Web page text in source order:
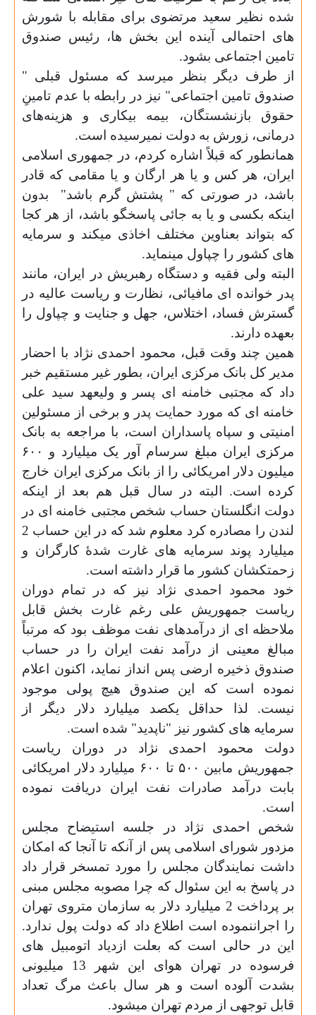
شده نظیر سعید مرتضوی برای مقابله با شورش
های احتمالی آینده این بخش ها، رئیس صندوق
تامین اجتماعی بشود.
از طرف دیگر بنظر میرسد که مسئول قبلی "
صندوق تامین اجتماعی" نیز در رابطه با عدم تامینِ
حقوق بازنشستگان، بیمه بیکاری و هزینه‌های
درمانی، زورش به دولت نمیرسیده است.
همانطور که قبلاً اشاره کردم، در جمهوری اسلامی
ایران، هر کس و یا هر ارگان و یا مقامی که قادر
باشد، در صورتی که " پشتش گرم باشد"
بدون
اینکه بکسی و یا به جائی پاسخگو باشد، از هر کجا
که بتواند بعناوین مختلف اخاذی میکند و سرمایه
های کشور را چپاول مینماید.
البته ولی فقیه و دستگاه رهبریش در ایران، مانند
پدر خوانده ای مافیائی، نظارت و ریاست عالیه در
گسترش فساد، اختلاس، جهل و جنایت و چپاول را
بعهده دارند.
همین چند وقت قبل، محمود احمدی نژاد با احضار
مدیر کل بانک مرکزی ایران، بطور غیر مستقیم خبر
داد که مجتبی خامنه ای پسر و ولیعهد سید علی
خامنه ای که مورد حمایت پدر و برخی از مسئولین
امنیتی و سپاه پاسداران است، با مراجعه به بانک
مرکزی ایران مبلغ سرسام آور یک میلیارد و ۶۰۰
میلیون دلار امریکائی را از بانک مرکزی ایران خارج
کرده است. البته در سال قبل هم بعد از اینکه
دولت انگلستان حساب شخص مجتبی خامنه ای در
لندن را مصادره کرد معلوم شد که در این حساب 2
میلیارد پوند سرمایه های غارت شدۀ کارگران و
زحمتکشان کشور ما قرار داشته است.
خود محمود احمدی نژاد نیز که در تمام دوران
ریاست جمهوریش علی رغم غارت بخش قابل
ملاحظه ای از درآمدهای نفت موظف بود که مرتباً
مبالغ معینی از درآمد نفت ایران را در حساب
صندوق ذخیره ارضی پس انداز نماید، اکنون اعلام
نموده است که این صندوق هیچ پولی موجود
نیست. لذا حداقل یکصد میلیارد دلار دیگر از
سرمایه های کشور نیز "ناپدید" شده است.
دولت محمود احمدی نژاد در دوران ریاست
جمهوریش مابین ۵۰۰ تا ۶۰۰ میلیارد دلار امریکائی
بابت درآمد صادرات نفت ایران دریافت نموده
است.
شخص احمدی نژاد در جلسه استیضاح مجلس
مزدور شورای اسلامی پس از آنکه تا آنجا که امکان
داشت نمایندگان مجلس را مورد تمسخر قرار داد
در پاسخ به این سئوال که چرا مصوبه مجلس مبنی
بر پرداخت 2 میلیارد دلار به سازمان متروی تهران
را اجراننموده است اطلاع داد که دولت پول ندارد.
این در حالی است که بعلت ازدیاد اتومبیل های
فرسوده در تهران هوای این شهر 13 میلیونی
بشدت آلوده است و هر سال باعث مرگ تعداد
قابل توجهی از مردم تهران میشود.